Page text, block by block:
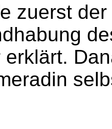
zuerst
erklärt.